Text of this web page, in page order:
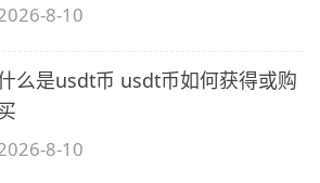
8-10
么是usdt币 usdt币如何获得或购
8-10